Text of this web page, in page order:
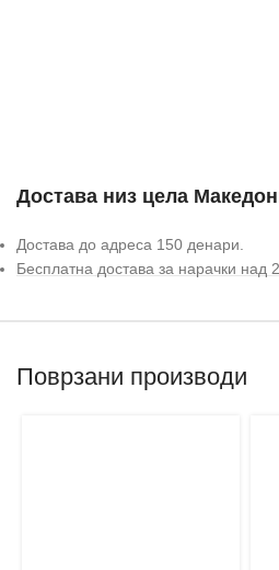
Достава низ цела
Достава до адреса 150 денари.
Бесплатна достава за нарачки над
Поврзани производи